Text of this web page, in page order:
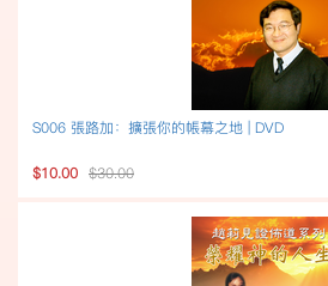
S006 張路加：擴張你的帳幕之地 | DVD
$10.00 $30.00